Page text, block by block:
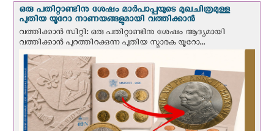
ഒരു പതിറ്റാണ്ടിനു ശേഷം മാർപാപ്പയുടെ മുഖചിത്രമുള്ള
പുതിയ യൂറോ നാണയങ്ങളുമായി വത്തിക്കാന്‍
വത്തിക്കാന്‍ സിറ്റി: ഒരു പതിറ്റാണ്ടിനു ശേഷം ആദ്യമായി
വത്തിക്കാൻ പുറത്തിറക്കുന്ന പുതിയ സ്മാരക യൂറോ...